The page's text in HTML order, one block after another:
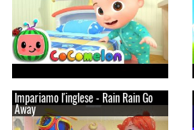
Impariamo l'inglese - Rain Rain Go
Away